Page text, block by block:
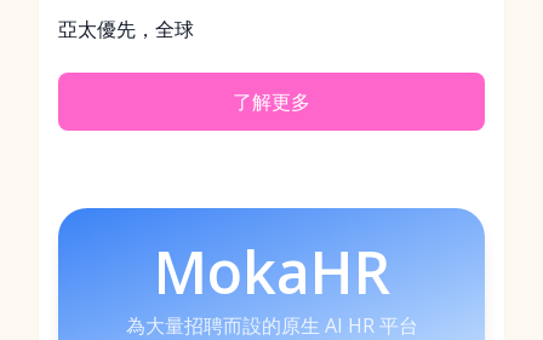
亞太優先，全球
了解更多
MokaHR
為大量招聘而設的原生 AI HR 平台